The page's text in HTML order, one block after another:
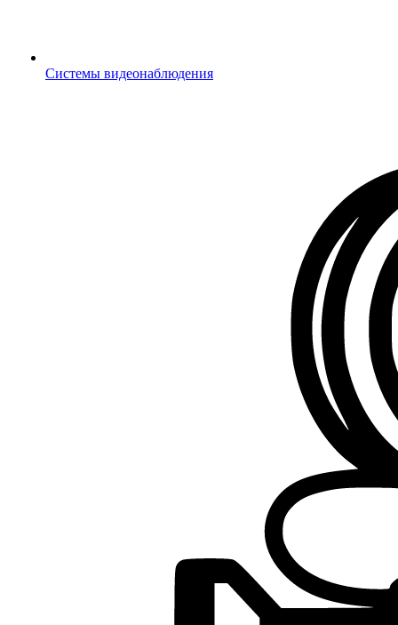
Системы видеонаблюдения